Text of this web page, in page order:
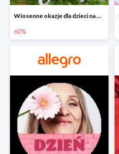
Wiosenne okazje dla dzieci na Allegro do -60%
60%